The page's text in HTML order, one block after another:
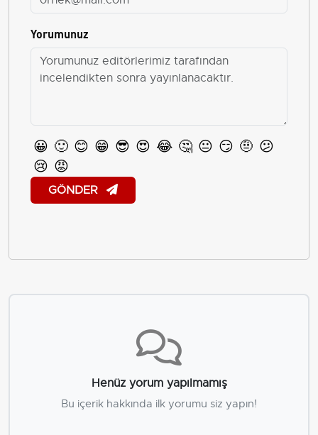
Yorumunuz
😀 🙂 😊 😁 😎 😍 😂 🤔 😐 😏 🤨 😕
😢 😡
GÖNDER
Henüz yorum yapılmamış
Bu içerik hakkında ilk yorumu siz yapın!